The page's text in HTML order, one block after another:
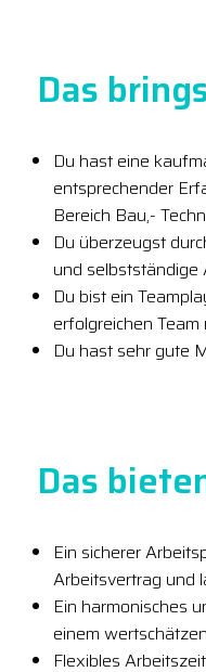
Das
Du hast eine
entsprechender
Bereich Bau,-
Du überzeugst
und selbstständige
Du bist ein
erfolgreichen
Du hast sehr gute
Das
Ein sicherer
Arbeitsvertrag und
Ein harmonisches
einem
Flexibles